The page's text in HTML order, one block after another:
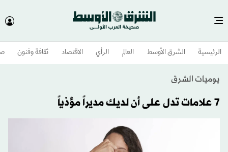
الرئيسية الشرق الأوسط​ العالم الرأي الاقتصاد ثقافة وفنون
يوميات الشرق
7 علامات تدل على أن لديك مديراً مؤذياً